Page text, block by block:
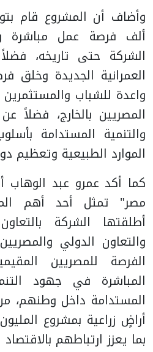
ألف فرصة عمل مباشرة
الشركة حتى تاريخه،
العمرانية الجديدة وخلق
واعدة للشباب
المصريين بالخارج، فضلاً
والتنمية المستدامة
الموارد الطبيعية وتعظيم
كما أكد عمرو عبد الوهاب
مصر" تمثل أحد أهم
أطلقتها الشركة
والتعاون الدولي
الفرصة للمصريين
المباشرة في جهود
المستدامة داخل وطنهم،
أراضٍ زراعية بمشروع
بما يعزز ارتباطهم